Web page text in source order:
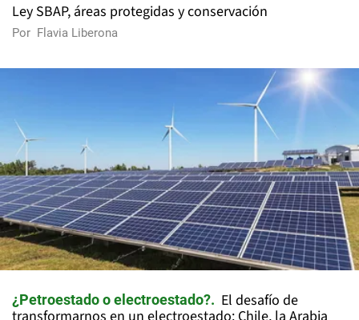
Ley SBAP, áreas protegidas y conservación
Por Flavia Liberona
¿Petroestado o electroestado?
El desafío de